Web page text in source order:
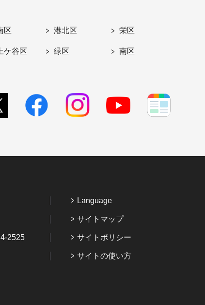
区 港北区 栄区
ケ谷区 緑区 南区
2525
Language
サイトマップ
サイトポリシー
サイトの使い方